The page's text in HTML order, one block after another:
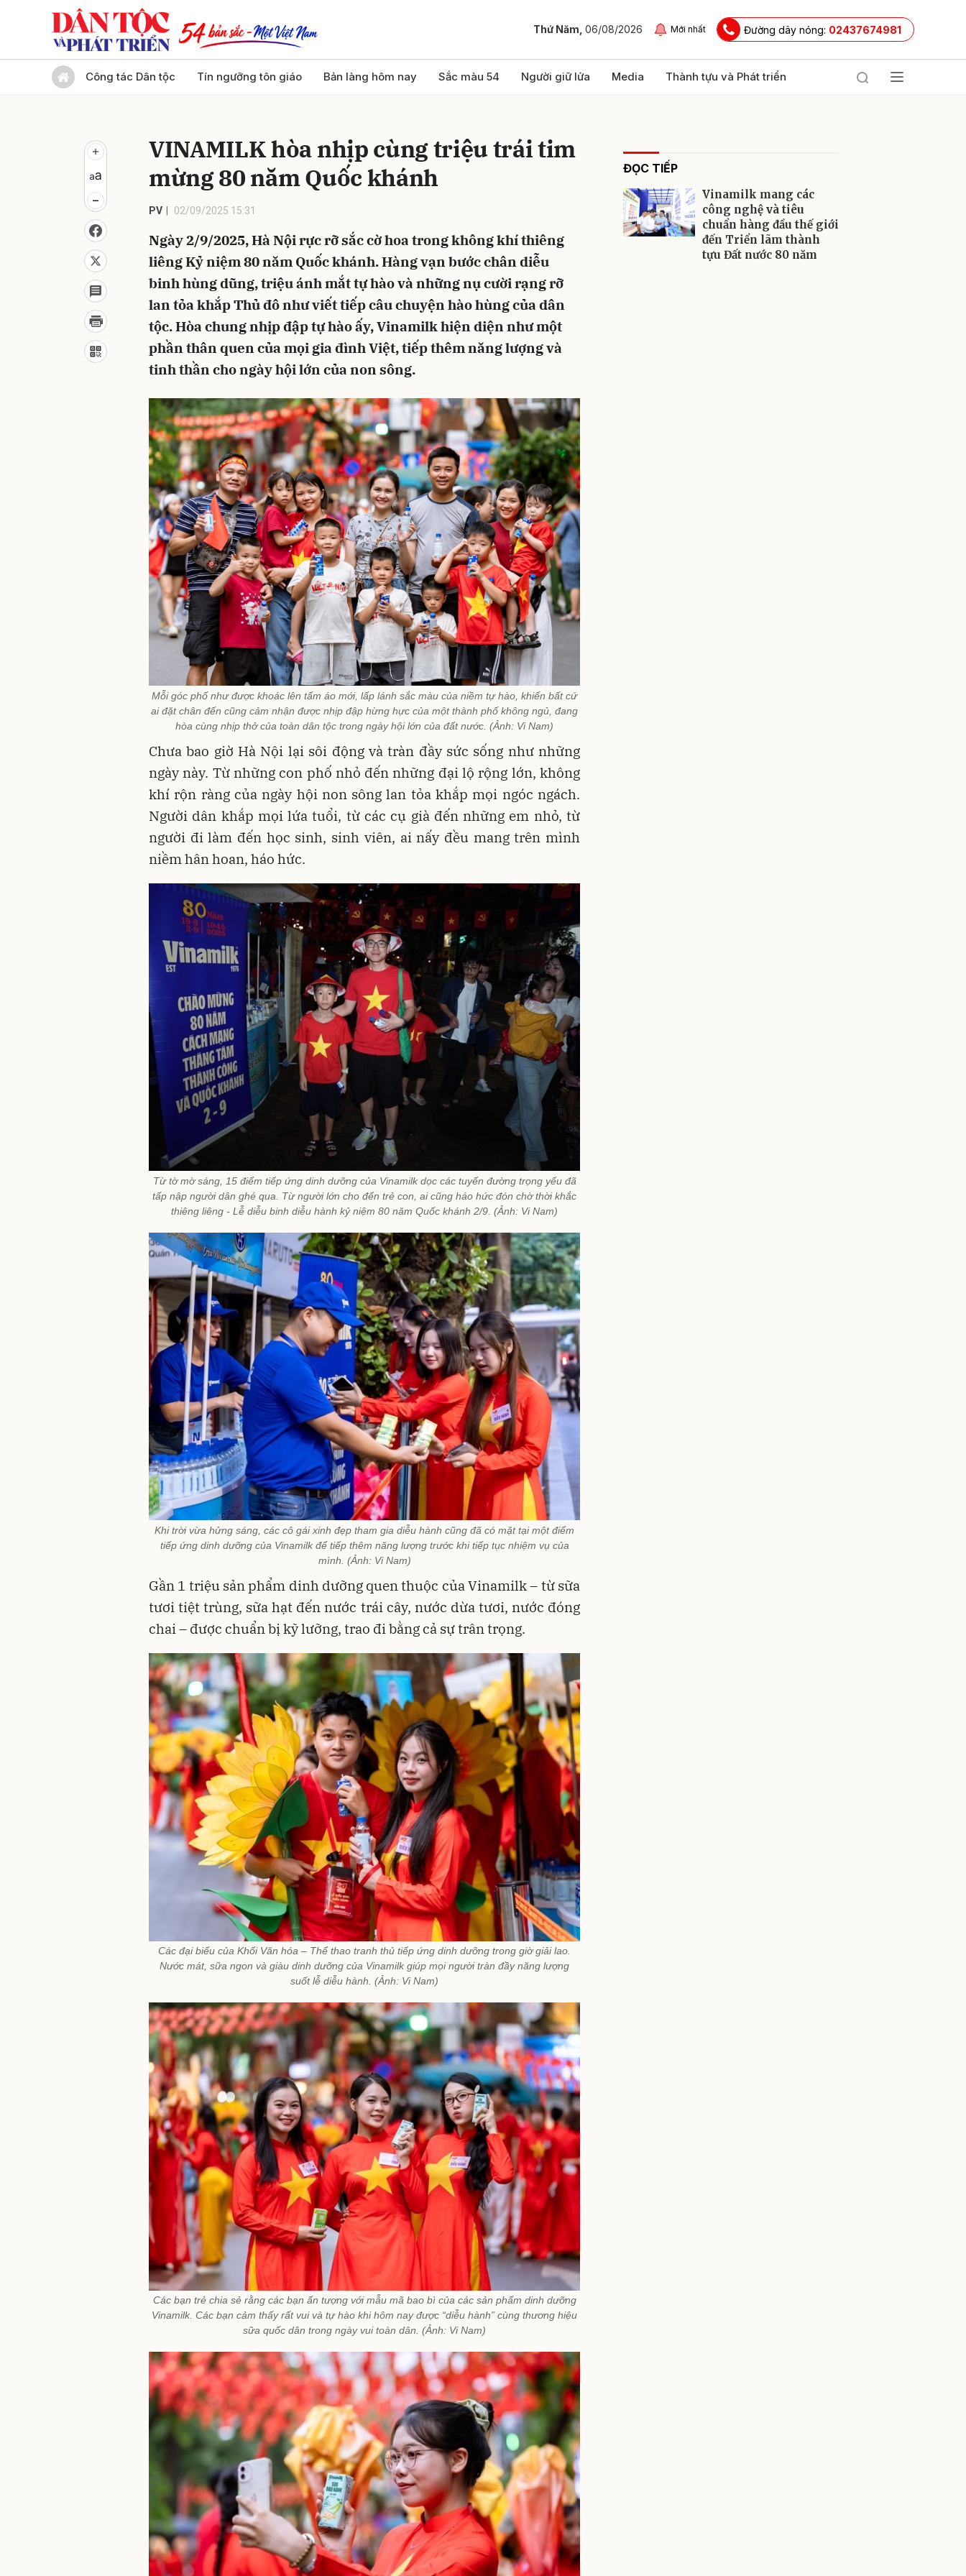
Thứ Năm, 06/08/2026 Mới nhất Đường dây nóng: 02437674981
Công tác Dân tộc Tín ngưỡng tôn giáo Bản làng hôm nay Sắc màu 54 Người giữ lửa Media Thành tựu và Phát triển
VINAMILK hòa nhịp cùng triệu trái tim
mừng 80 năm Quốc khánh
PV 02/09/2025 15:31
Ngày 2/9/2025, Hà Nội rực rỡ sắc cờ hoa trong không khí thiêng
liêng Kỷ niệm 80 năm Quốc khánh. Hàng vạn bước chân diễu
binh hùng dũng, triệu ánh mắt tự hào và những nụ cười rạng rỡ
lan tỏa khắp Thủ đô như viết tiếp câu chuyện hào hùng của dân
tộc. Hòa chung nhịp đập tự hào ấy, Vinamilk hiện diện như một
phần thân quen của mọi gia đình Việt, tiếp thêm năng lượng và
tinh thần cho ngày hội lớn của non sông.
Mỗi góc phố như được khoác lên tấm áo mới, lấp lánh sắc màu của niềm tự hào, khiến bất cứ
ai đặt chân đến cũng cảm nhận được nhịp đập hừng hực của một thành phố không ngủ, đang
hòa cùng nhịp thở của toàn dân tộc trong ngày hội lớn của đất nước. (Ảnh: Vi Nam)
Chưa bao giờ Hà Nội lại sôi động và tràn đầy sức sống như những
ngày này. Từ những con phố nhỏ đến những đại lộ rộng lớn, không
khí rộn ràng của ngày hội non sông lan tỏa khắp mọi ngóc ngách.
Người dân khắp mọi lứa tuổi, từ các cụ già đến những em nhỏ, từ
người đi làm đến học sinh, sinh viên, ai nấy đều mang trên mình
niềm hân hoan, háo hức.
Từ tờ mờ sáng, 15 điểm tiếp ứng dinh dưỡng của Vinamilk dọc các tuyến đường trọng yếu đã
tấp nập người dân ghé qua. Từ người lớn cho đến trẻ con, ai cũng háo hức đón chờ thời khắc
thiêng liêng - Lễ diễu binh diễu hành kỷ niệm 80 năm Quốc khánh 2/9. (Ảnh: Vi Nam)
Khi trời vừa hửng sáng, các cô gái xinh đẹp tham gia diễu hành cũng đã có mặt tại một điểm
tiếp ứng dinh dưỡng của Vinamilk để tiếp thêm năng lượng trước khi tiếp tục nhiệm vụ của
mình. (Ảnh: Vi Nam)
Gần 1 triệu sản phẩm dinh dưỡng quen thuộc của Vinamilk – từ sữa
tươi tiệt trùng, sữa hạt đến nước trái cây, nước dừa tươi, nước đóng
chai – được chuẩn bị kỹ lưỡng, trao đi bằng cả sự trân trọng.
Các đại biểu của Khối Văn hóa – Thể thao tranh thủ tiếp ứng dinh dưỡng trong giờ giải lao.
Nước mát, sữa ngon và giàu dinh dưỡng của Vinamilk giúp mọi người tràn đầy năng lượng
suốt lễ diễu hành. (Ảnh: Vi Nam)
Các bạn trẻ chia sẻ rằng các bạn ấn tượng với mẫu mã bao bì của các sản phẩm dinh dưỡng
Vinamilk. Các bạn cảm thấy rất vui và tự hào khi hôm nay được “diễu hành” cùng thương hiệu
sữa quốc dân trong ngày vui toàn dân. (Ảnh: Vi Nam)
ĐỌC TIẾP
Vinamilk mang các
công nghệ và tiêu
chuẩn hàng đầu thế giới
đến Triển lãm thành
tựu Đất nước 80 năm
Gửi bình luận
Gửi